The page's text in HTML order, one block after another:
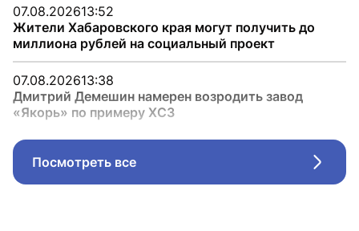
07.08.202613:52
Жители Хабаровского края могут получить до
миллиона рублей на социальный проект
07.08.202613:38
Дмитрий Демешин намерен возродить завод
«Якорь» по примеру ХСЗ
Посмотреть все